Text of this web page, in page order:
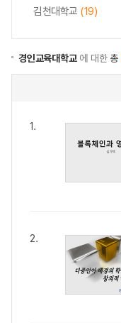
김천대학교 (19)
경인교육대학교에 대한총
1.
2.